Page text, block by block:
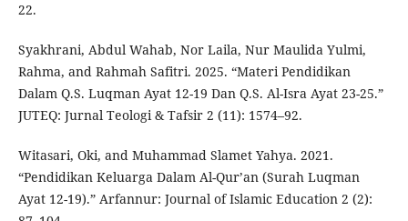
22.
Syakhrani, Abdul Wahab, Nor Laila, Nur Maulida Yulmi,
Rahma, and Rahmah Safitri. 2025. “Materi Pendidikan
Dalam Q.S. Luqman Ayat 12-19 Dan Q.S. Al-Isra Ayat 23-25.”
JUTEQ: Jurnal Teologi & Tafsir 2 (11): 1574–92.
Witasari, Oki, and Muhammad Slamet Yahya. 2021.
“Pendidikan Keluarga Dalam Al-Qur’an (Surah Luqman
Ayat 12-19).” Arfannur: Journal of Islamic Education 2 (2):